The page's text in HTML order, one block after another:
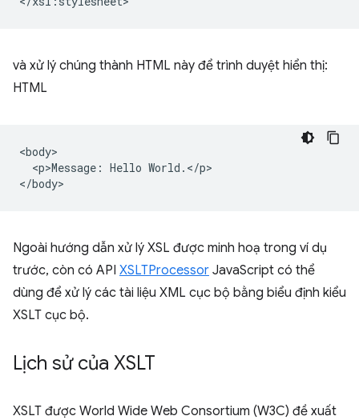
và xử lý chúng thành HTML này để trình duyệt hiển thị:
HTML
<body>
  <p>Message: Hello World.</p>
Ngoài hướng dẫn xử lý XSL được minh hoạ trong ví dụ
trước, còn có API XSLTProcessor JavaScript có thể
dùng để xử lý các tài liệu XML cục bộ bằng biểu định kiểu
XSLT cục bộ.
Lịch sử của XSLT
XSLT được World Wide Web Consortium (W3C) đề xuất